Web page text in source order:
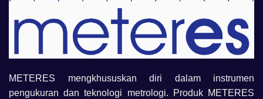
METERES mengkhususkan diri dalam instrumen
pengukuran dan teknologi metrologi. Produk METERES